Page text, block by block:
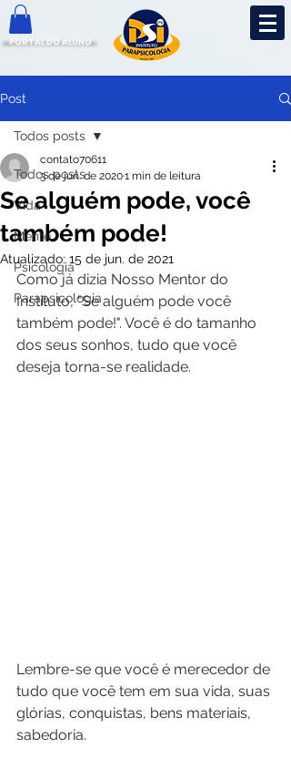
PORTAL DO ALUNO
Post
Todos posts
Vida
Mente
Psicologia
Parapsicologia
Todos posts
Se alguém pode, você
também pode!
contato70611
3 de jun. de 20201 min de leitura
Atualizado:15 de jun. de 2021
Como já dizia Nosso Mentor do
Instituto, "Se alguém pode você
também pode!". Você é do tamanho
dos seus sonhos, tudo que você
deseja torna-se realidade.
Lembre-se que você é merecedor de
tudo que você tem em sua vida, suas
glórias, conquistas, bens materiais,
sabedoria.